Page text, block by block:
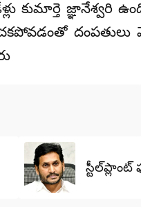
కుమార్తె
దంపతులు